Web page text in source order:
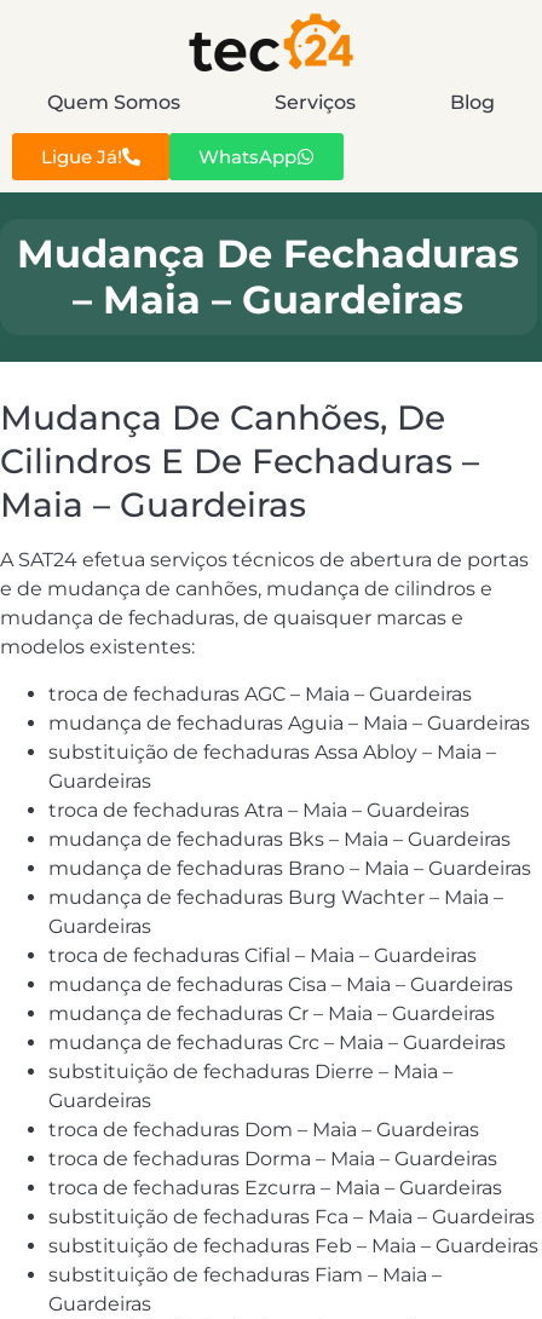
Quem Somos Serviços Blog
Ligue Já! WhatsApp
Mudança De Fechaduras
– Maia – Guardeiras
Mudança De Canhões, De
Cilindros E De Fechaduras –
Maia – Guardeiras
A SAT24 efetua serviços técnicos de abertura de portas
e de mudança de canhões, mudança de cilindros e
mudança de fechaduras, de quaisquer marcas e
modelos existentes:
troca de fechaduras AGC – Maia – Guardeiras
mudança de fechaduras Aguia – Maia – Guardeiras
substituição de fechaduras Assa Abloy – Maia –
Guardeiras
troca de fechaduras Atra – Maia – Guardeiras
mudança de fechaduras Bks – Maia – Guardeiras
mudança de fechaduras Brano – Maia – Guardeiras
mudança de fechaduras Burg Wachter – Maia –
Guardeiras
troca de fechaduras Cifial – Maia – Guardeiras
mudança de fechaduras Cisa – Maia – Guardeiras
mudança de fechaduras Cr – Maia – Guardeiras
mudança de fechaduras Crc – Maia – Guardeiras
substituição de fechaduras Dierre – Maia –
Guardeiras
troca de fechaduras Dom – Maia – Guardeiras
troca de fechaduras Dorma – Maia – Guardeiras
troca de fechaduras Ezcurra – Maia – Guardeiras
substituição de fechaduras Fca – Maia – Guardeiras
substituição de fechaduras Feb – Maia – Guardeiras
substituição de fechaduras Fiam – Maia –
Guardeiras